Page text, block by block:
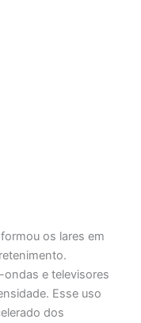
os lares em
ondas e televisores
Esse uso
dos